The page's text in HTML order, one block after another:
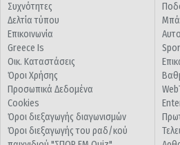
Συχνότητες
Δελτία τύπου
Επικοινωνία
Greece Is
Οικ. Καταστάσεις
Όροι Χρήσης
Προσωπικά Δεδομένα
Cookies
Όροι διεξαγωγής διαγωνισμών
Όροι διεξαγωγής του ραδ/κού